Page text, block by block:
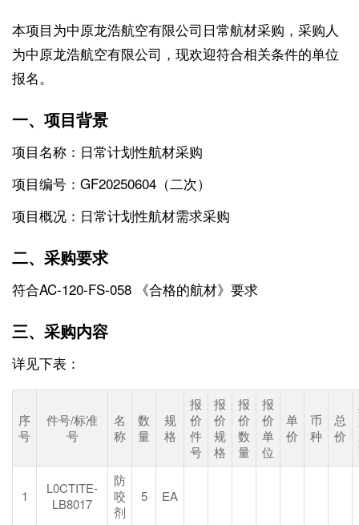
本项目为中原龙浩航空有限公司日常航材采购，采购人
为中原龙浩航空有限公司，现欢迎符合相关条件的单位
报名。
一、项目背景
项目名称：日常计划性航材采购
项目编号：GF20250604（二次）
项目概况：日常计划性航材需求采购
二、采购要求
符合AC-120-FS-058 《合格的航材》要求
三、采购内容
详见下表：
序
号
件号/标准
号
名
称
数
量
规
格
报
价
件
号
报
价
规
格
报
价
数
量
报
价
单
位
单
价
币
种
总
价
1
L0CTITE-
LB8017
防
咬
剂
5 EA